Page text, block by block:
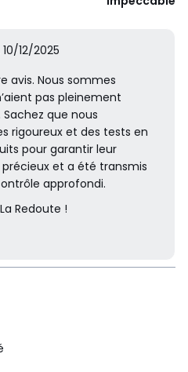
12/2025
avis. Nous sommes
pas pleinement
que nous
rigoureux et des tests en
pour garantir leur
et a été transmis
approfondi.
Redoute !